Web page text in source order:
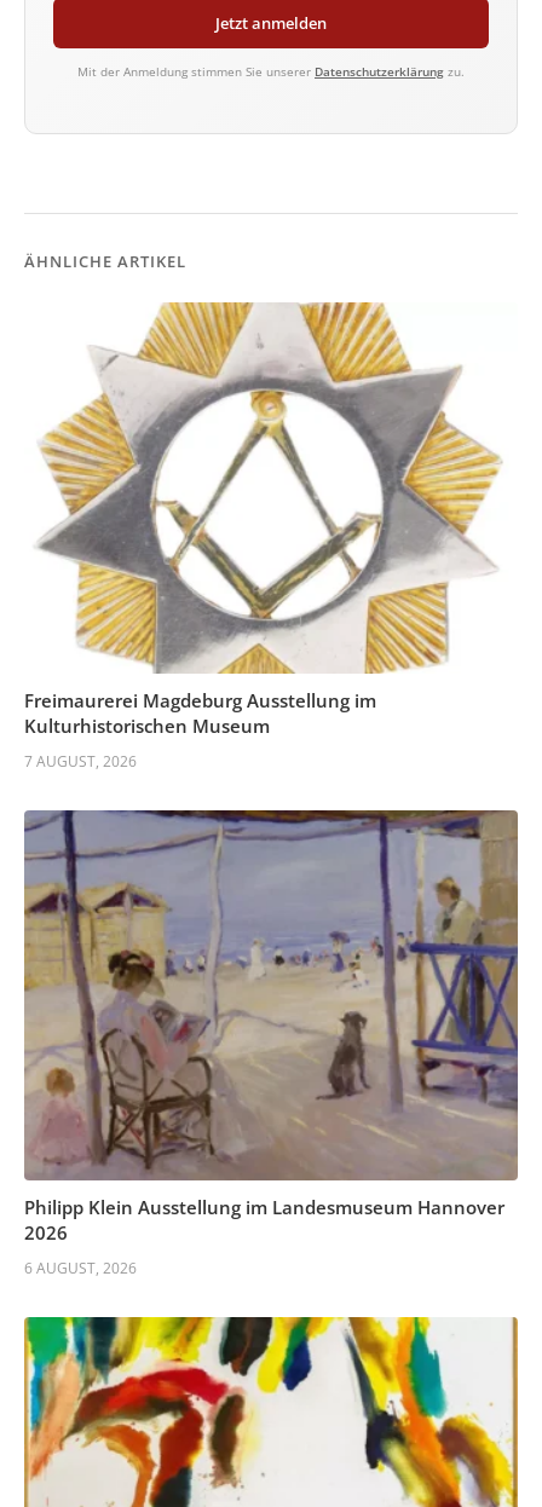
Jetzt anmelden
Mit der Anmeldung stimmen Sie unserer Datenschutzerklärung zu.
ÄHNLICHE ARTIKEL
Freimaurerei Magdeburg Ausstellung im
Kulturhistorischen Museum
7 AUGUST, 2026
Philipp Klein Ausstellung im Landesmuseum Hannover
2026
6 AUGUST, 2026